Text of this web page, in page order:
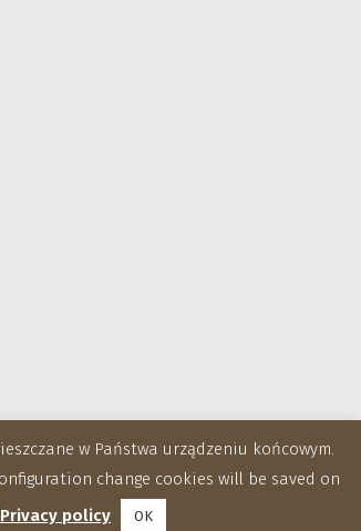
w Państwa urządzeniu końcowym.
change cookies will be saved on
policy OK